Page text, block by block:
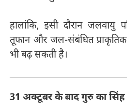
हालांकि, इसी दौरान जलवायु
तूफान और जल-संबंधित
भी बढ़ सकती है।
31 अक्टूबर के बाद गुरु का सिंह